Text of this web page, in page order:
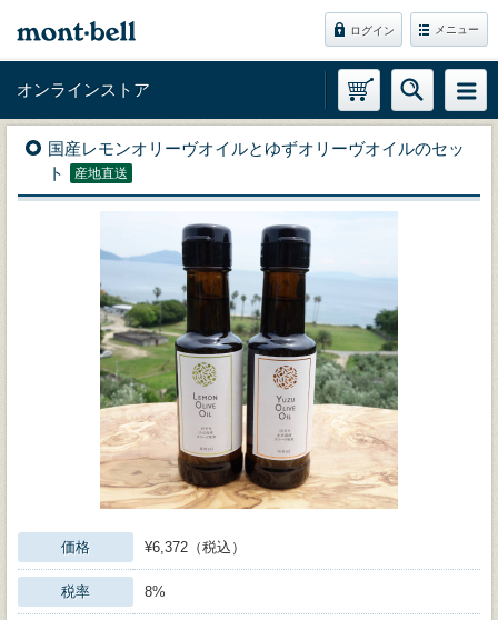
ログイン メニュー
オンラインストア
国産レモンオリーヴオイルとゆずオリーヴオイルのセッ
ト
産地直送
価格 ¥6,372（税込）
税率 8%